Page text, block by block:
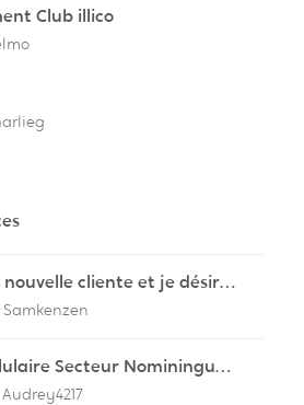
Club illico
cliente et je désire
appareil sur videotron
Samkenzen
Secteur Nominingue
Laurentides instable
Audrey4217